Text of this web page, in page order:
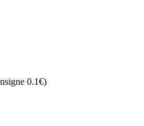
0.1€)